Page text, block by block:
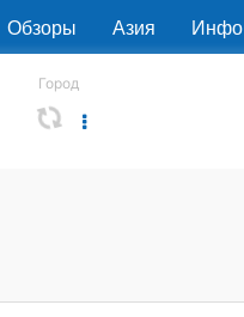
Обзоры Азия Инфо
Город